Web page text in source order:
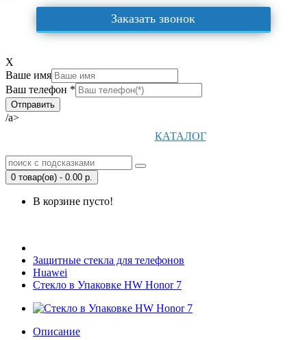
Заказать звонок
X
Ваше имя
Ваш телефон *
/a>
КАТАЛОГ
0 товар(ов) - 0.00 р.
В корзине пусто!
Защитные стекла для телефонов
Huawei
Стекло в Упаковке HW Honor 7
Описание